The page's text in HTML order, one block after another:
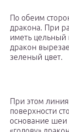
По обеим
дракона. При
иметь цельный
дракон
зеленый цвет.
При этом линия
поверхности
основание шеи